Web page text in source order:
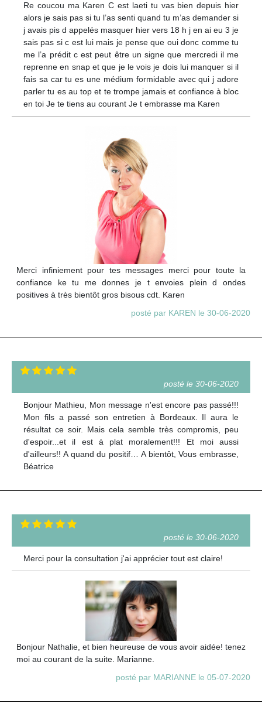
Re coucou ma Karen C est laeti tu vas bien depuis hier
alors je sais pas si tu l’as senti quand tu m’as demander si
j avais pis d appelés masquer hier vers 18 h j en ai eu 3 je
sais pas si c est lui mais je pense que oui donc comme tu
me l’a prédit c est peut être un signe que mercredi il me
reprenne en snap et que je le vois je dois lui manquer si il
fais sa car tu es une médium formidable avec qui j adore
parler tu es au top et te trompe jamais et confiance à bloc
en toi Je te tiens au courant Je t embrasse ma Karen
Merci infiniement pour tes messages merci pour toute la
confiance ke tu me donnes je t envoies plein d ondes
positives à très bientôt gros bisous cdt. Karen
posté par KAREN le 30-06-2020
posté le 30-06-2020
Bonjour Mathieu, Mon message n'est encore pas passé!!!
Mon fils a passé son entretien à Bordeaux. Il aura le
résultat ce soir. Mais cela semble très compromis, peu
d'espoir...et il est à plat moralement!!! Et moi aussi
d'ailleurs!! A quand du positif… A bientôt, Vous embrasse,
Béatrice
posté le 30-06-2020
Merci pour la consultation j'ai apprécier tout est claire!
Bonjour Nathalie, et bien heureuse de vous avoir aidée! tenez
moi au courant de la suite. Marianne.
posté par MARIANNE le 05-07-2020